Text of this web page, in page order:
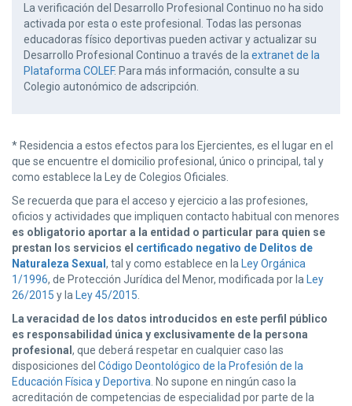
La verificación del Desarrollo Profesional Continuo no ha sido
activada por esta o este profesional. Todas las personas
educadoras físico deportivas pueden activar y actualizar su
Desarrollo Profesional Continuo a través de la extranet de la
Plataforma COLEF. Para más información, consulte a su
Colegio autonómico de adscripción.
* Residencia a estos efectos para los Ejercientes, es el lugar en el
que se encuentre el domicilio profesional, único o principal, tal y
como establece la Ley de Colegios Oficiales.
Se recuerda que para el acceso y ejercicio a las profesiones,
oficios y actividades que impliquen contacto habitual con menores
es obligatorio aportar a la entidad o particular para quien se
prestan los servicios el certificado negativo de Delitos de
Naturaleza Sexual , tal y como establece en la
Ley Orgánica
1/1996, de Protección Jurídica del Menor, modificada por la
Ley
26/2015 y la Ley 45/2015
La veracidad de los datos introducidos en este perfil público
es responsabilidad única y exclusivamente de la persona
profesional , que deberá respetar en cualquier caso las
disposiciones del Código Deontológico de la Profesión de la
Educación Física y Deportiva . No supone en ningún caso la
acreditación de competencias de especialidad por parte de la